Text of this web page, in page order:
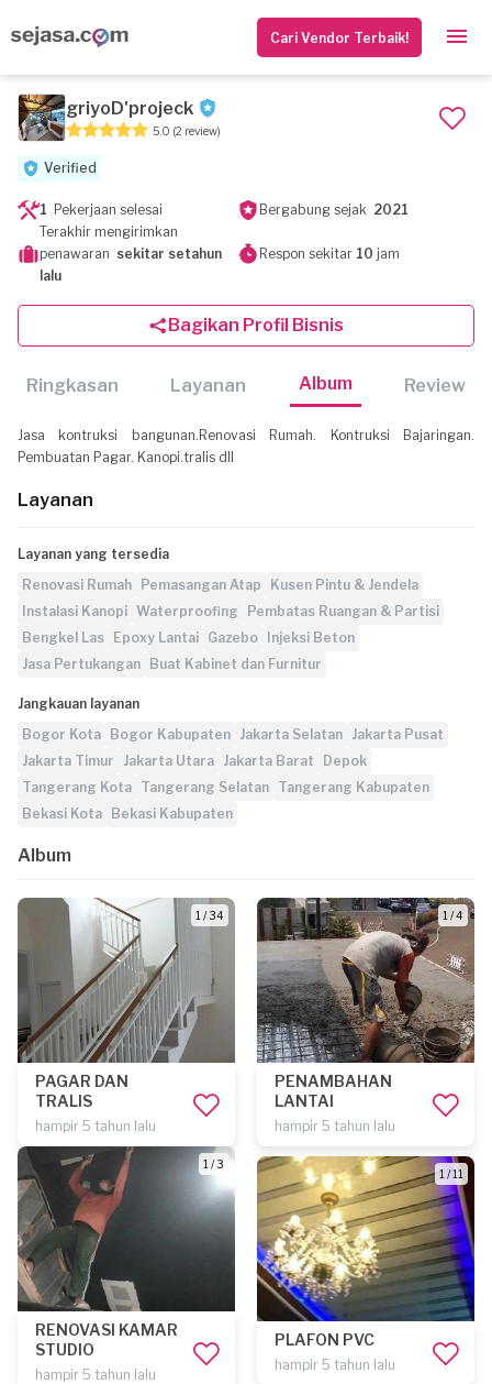
Cari Vendor Terbaik!
griyoD'projeck
5.0 (2 review)
Verified
1 Pekerjaan selesai Bergabung sejak 2021
Terakhir mengirimkan
penawaran sekitar setahun
lalu
Respon sekitar 10 jam
Bagikan Profil Bisnis
Ringkasan Layanan Album Review
Jasa kontruksi bangunan.Renovasi Rumah. Kontruksi Bajaringan.
Pembuatan Pagar. Kanopi.tralis dll
Layanan
Layanan yang tersedia
Renovasi Rumah
Pemasangan Atap
Kusen Pintu & Jendela
Instalasi Kanopi Waterproofing
Pembatas Ruangan & Partisi
Bengkel Las
Epoxy Lantai Gazebo
Injeksi Beton
Jasa Pertukangan
Buat Kabinet dan Furnitur
Jangkauan layanan
Bogor Kota
Bogor Kabupaten Jakarta Selatan Jakarta Pusat
Jakarta Timur
Jakarta Utara Jakarta Barat
Depok
Tangerang Kota Tangerang Selatan Tangerang Kabupaten
Bekasi Kota
Bekasi Kabupaten
Album
1 / 34
PAGAR DAN
TRALIS
hampir 5 tahun lalu
1 / 4
PENAMBAHAN
LANTAI
hampir 5 tahun lalu
1 / 3
RENOVASI KAMAR
STUDIO
hampir 5 tahun lalu
1 / 11
PLAFON PVC
hampir 5 tahun lalu